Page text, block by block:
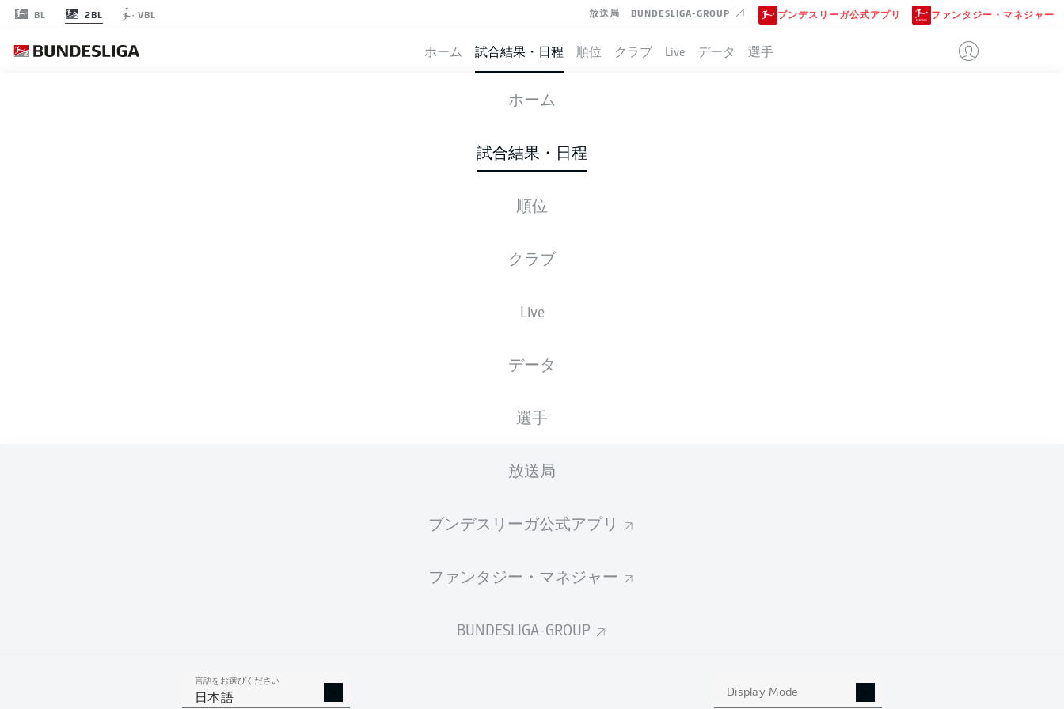
BL 2BL VBL 放送局 BUNDESLIGA-GROUP ブンデスリーガ公式アプリ ファンタジー・マネジャー
ホーム 試合結果・日程 順位 クラブ Live データ 選手
ホーム
試合結果・日程
順位
クラブ
Live
データ
選手
放送局
ブンデスリーガ公式アプリ
ファンタジー・マネジャー
BUNDESLIGA-GROUP
言語をお選びください
日本語 Display Mode
HANNOVER DYNAMO DRESDEN
スターティングメンバー
金, 30.10.2026 - 日, 01.11.2026
広告